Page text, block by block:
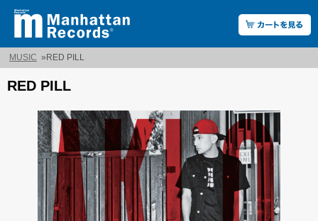
MUSIC » RED PILL
RED PILL